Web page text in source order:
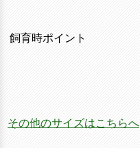
飼育時ポイント
その他のサイズはこちらへ